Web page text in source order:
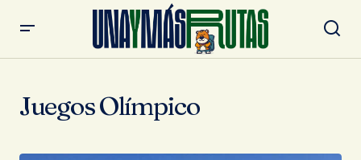
Juegos Olímpico